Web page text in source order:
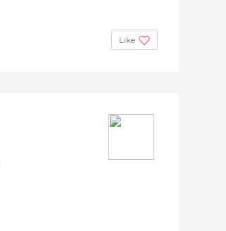
Like